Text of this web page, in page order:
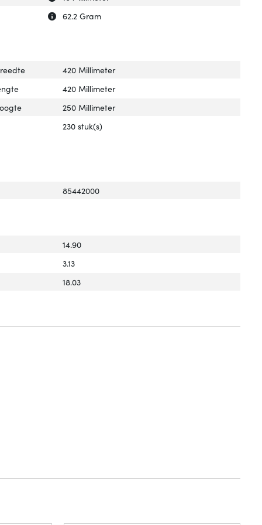
Uitleg over 'Gewicht verpakking'
Verberg uitleg over 'Gewicht verpakking'
62.2 Gram
420 Millimeter
420 Millimeter
250 Millimeter
230 stuk(s)
85442000
14.90
3.13
18.03